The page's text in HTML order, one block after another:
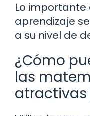
Lo importante
aprendizaje
a su nivel de
¿Cómo
las
atractivas